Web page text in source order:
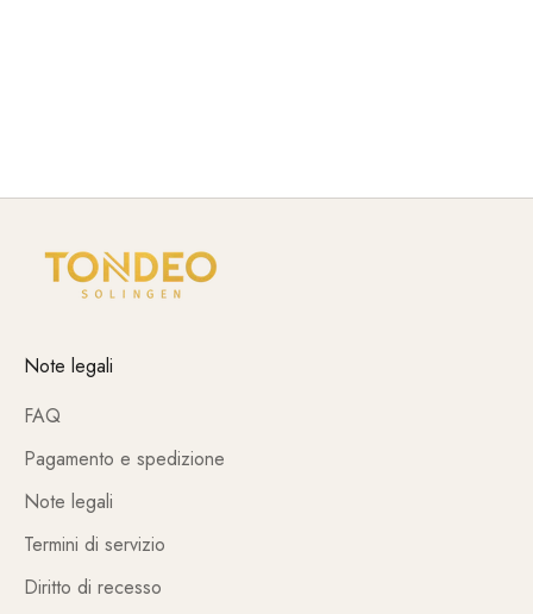
Note legali
FAQ
Pagamento e spedizione
Note legali
Termini di servizio
Diritto di recesso